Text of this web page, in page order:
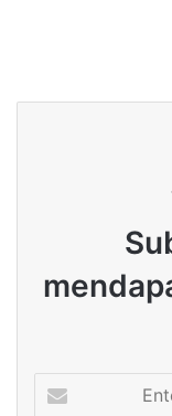
your